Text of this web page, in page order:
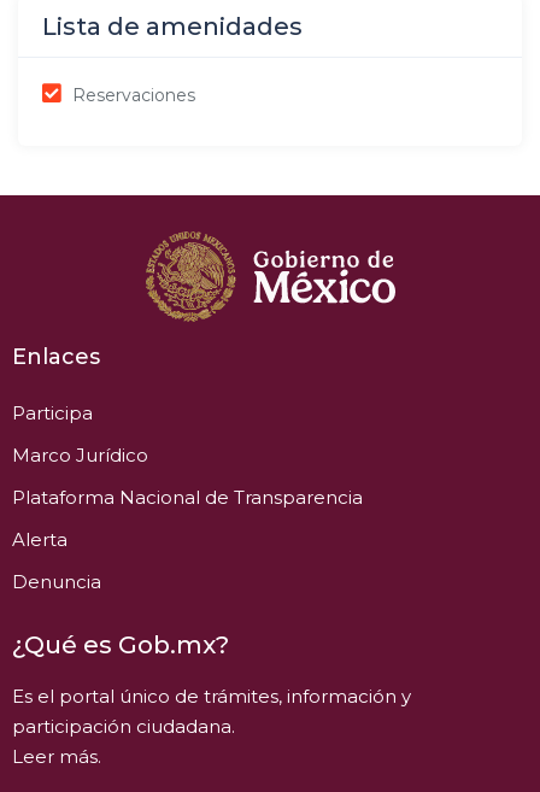
Lista de amenidades
Reservaciones
Enlaces
Participa
Marco Jurídico
Plataforma Nacional de Transparencia
Alerta
Denuncia
¿Qué es Gob.mx?
Es el portal único de trámites, información y
participación ciudadana.
Leer más.